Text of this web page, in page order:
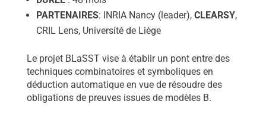
PARTENAIRES: INRIA Nancy (leader), CLEARSY,
CRIL Lens, Université de Liège
Le projet BLaSST vise à établir un pont entre des
techniques combinatoires et symboliques en
déduction automatique en vue de résoudre des
obligations de preuves issues de modèles B.